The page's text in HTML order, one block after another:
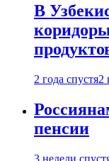
В
2 года спустя2
пенсии
3 недели